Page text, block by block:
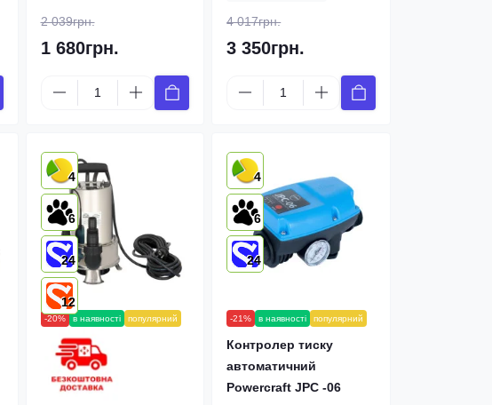
2 039грн.
1 680грн.
4 017грн.
3 350грн.
-20% в наявності популярний
4
6
24
12
-21% в наявності популярний
4
6
24
Контролер тиску
автоматичний
Powercraft JPC -06